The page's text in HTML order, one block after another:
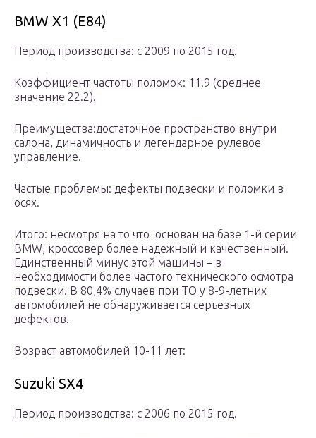
BMW X1 (E84)
Период производства: с 2009 по 2015 год.
Коэффициент частоты поломок: 11.9 (среднее
значение 22.2).
Преимущества:достаточное пространство внутри
салона, динамичность и легендарное рулевое
управление.
Частые проблемы: дефекты подвески и поломки в
осях.
Итого: несмотря на то что основан на базе 1-й серии
BMW, кроссовер более надежный и качественный.
Единственный минус этой машины – в
необходимости более частого технического осмотра
подвески. В 80,4% случаев при ТО у 8-9-летних
автомобилей не обнаруживается серьезных
дефектов.
Возраст автомобилей 10-11 лет:
Suzuki SX4
Период производства: с 2006 по 2015 год.